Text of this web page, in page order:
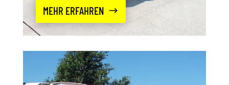
MEHR ERFAHREN